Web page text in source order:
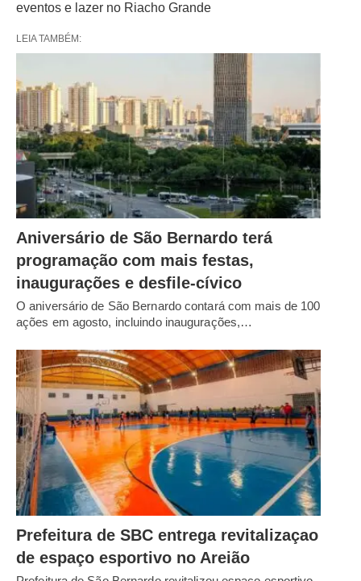
eventos e lazer no Riacho Grande
LEIA TAMBÉM:
Aniversário de São Bernardo terá
programação com mais festas,
inaugurações e desfile-cívico
O aniversário de São Bernardo contará com mais de 100
ações em agosto, incluindo inaugurações,…
Prefeitura de SBC entrega revitalizaçao
de espaço esportivo no Areião